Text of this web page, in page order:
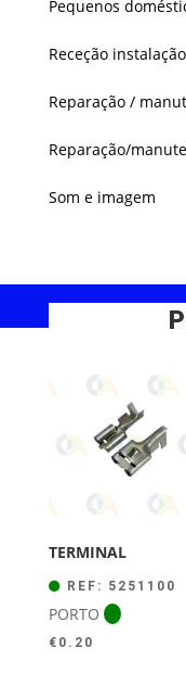
Pequenos
Receção
Reparação /
Reparação/
Som e imagem
TERMINAL
REF: 5251100
PORTO
€ 0.20